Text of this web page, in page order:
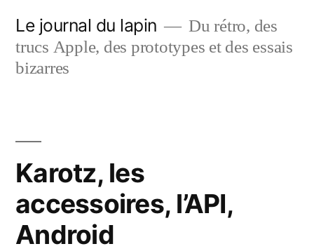
contenu
Le journal du lapin
Du rétro, des
trucs Apple, des prototypes et des essais
bizarres
Karotz, les
accessoires, l’API,
Android